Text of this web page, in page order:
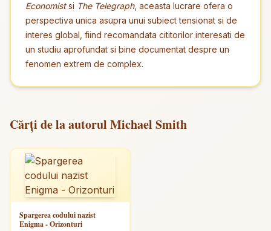
Economistsi The Telegraph, aceasta lucrare ofera o
perspectiva unica asupra unui subiect tensionat si de
interes global, fiind recomandata cititorilor interesati de
un studiu aprofundat si bine documentat despre un
fenomen extrem de complex.
Cărți de la autorul Michael Smith
Spargerea codului nazist
Enigma - Orizonturi